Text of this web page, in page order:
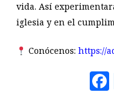
vida. Así
iglesia y en el
Conócenos: https://